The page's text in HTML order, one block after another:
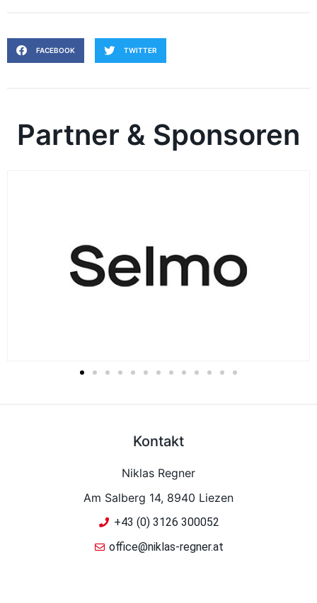
FACEBOOK TWITTER
Partner & Sponsoren
Kontakt
Niklas Regner
Am Salberg 14, 8940 Liezen
+43 (0) 3126 300052
office@niklas-regner.at